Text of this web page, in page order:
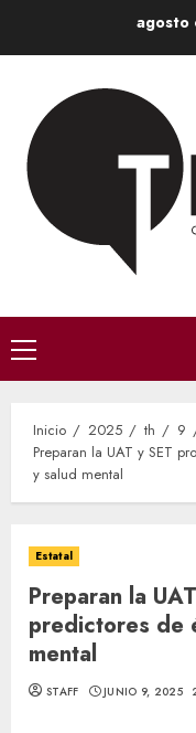
agosto
Menú
principal
Inicio 2025 th
9
Preparan la UAT y SET
y salud mental
Estatal
Preparan la
predictores de
mental
STAFF JUNIO 9, 2025